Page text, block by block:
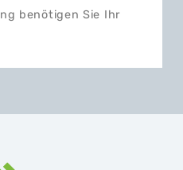
benötigen Sie Ihr